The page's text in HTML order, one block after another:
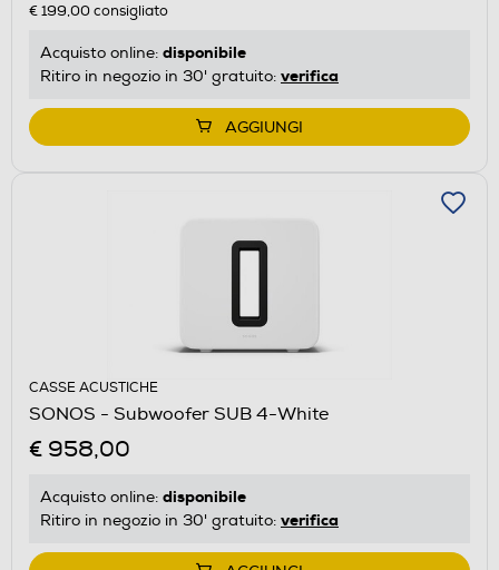
€ 199,00consigliato
Acquisto online: disponibile
Ritiro in negozio in 30' gratuito: verifica
AGGIUNGI
CASSE ACUSTICHE
SONOS - Subwoofer SUB 4-White
€ 958,00
Acquisto online: disponibile
Ritiro in negozio in 30' gratuito: verifica